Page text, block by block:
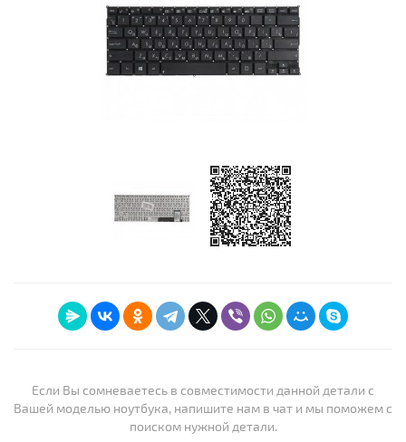
Если Вы сомневаетесь в совместимости данной детали с
Вашей моделью ноутбука, напишите нам в чат и мы поможем с
поиском нужной детали.